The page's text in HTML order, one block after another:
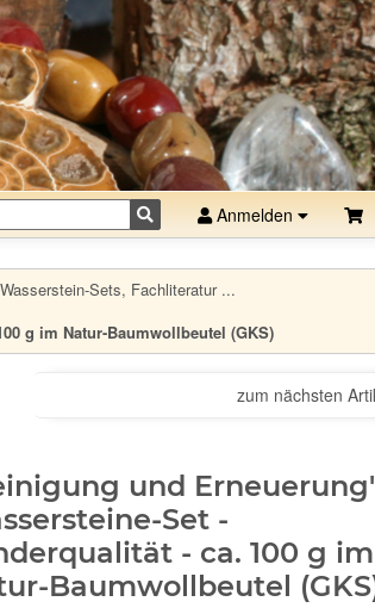
Anmelden
Sets, Fachliteratur ...
g im Natur-Baumwollbeutel (GKS)
zum nächsten
und
Set -
- ca. 100 g im
Baumwollbeutel